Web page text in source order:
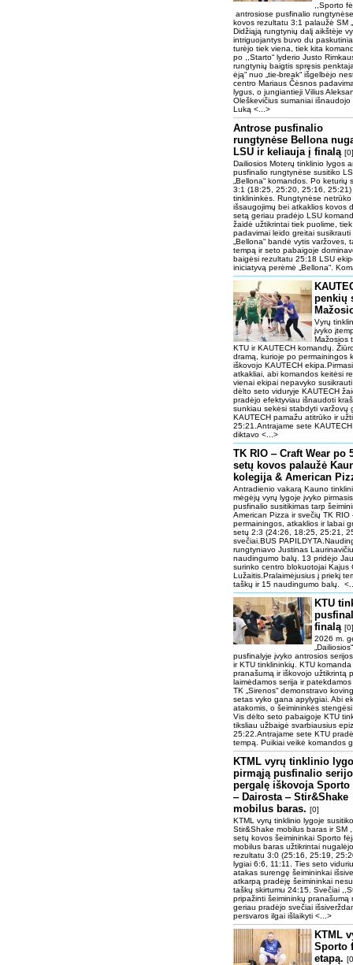
,,Sporto
antrosiose pusfinalio
kovos rezultatu 3:1 palaužė SM
Didžiąją rungtynių dalį aikštėje
intriguojantys buvo du
turėjo tiek viena, tiek kita
po ,,Starto“ lyderio Justo
rungtynių baigtis spręsis
ėją“ nuo „tie-break“ išgelbėjo
centro Mariaus Čėsnos
lygus, o jungiantieji Vilius
Oleškevičius sumaniai
Luką <...>
Antrose pusfinalio
rungtynėse Bellona
LSU ir keliauja į finalą [0]
Dailiosios Moterų tinklinio lygos
pusfinalio rungtynėse susitiko
„Bellona“ komandos. Po
3:1 (18:25, 25:20, 25:16, 25:21)
tinklininkės. Rungtynėse
išsaugojimų bei atkaklios kovos
setą geriau pradėjo LSU
žaidė užtikrintai tiek puolime,
padavimai leido greitai
„Bellona“ bandė vytis varžoves,
tempą ir seto pabaigoje
baigėsi rezultatu 25:18 LSU
iniciatyvą perėmė „Bellona“.
penkių
Vyrų
įvyko
Mažosios
KTU ir KAUTECH komandų.
dramą, kurioje po permainingos
iškovojo KAUTECH
atkakliai, abi komandos keitėsi
vienai ekipai nepavyko
dėlto seto viduryje KAUTECH
pradėjo efektyviau išnaudoti
sunkiau sekėsi stabdyti varžovų
KAUTECH pamažu atitrūko ir
25:21.Antrajame sete
diktavo <...>
TK RIO ‒ Craft Wear po
setų kovos palaužė
kolegija & American
Antradienio vakarą Kauno
mėgėjų vyrų lygoje įvyko pirmasis
pusfinalio susitikimas tarp
American Pizza ir svečių TK RIO
permainingos, atkaklios ir labai
setų 2:3 (24:26, 18:25, 25:21,
svečiai.BUS
rungtyniavo Justinas
naudingumo balų. 13 pridėjo
surinko centro blokuotojai Kajus
Lužaitis.Pralaimėjusius į priekį
taškų ir 15 naudingumo balų.
KTU
finalą [0]
2026 m.
pusfinalyje įvyko antrosios
ir KTU tinklininkių. KTU
pranašumą ir iškovojo užtikrintą
laimėdamos serija ir
TK „Sirenos“ demonstravo
setas vyko gana apylygiai. Abi
atakomis, o šeimininkės
Vis dėlto seto pabaigoje KTU
tiksliau užbaigė svarbiausius
25:22.Antrajame sete KTU
tempą. Puikiai veikė komandos
KTML vyrų tinklinio
pirmąją pusfinalio
pergalę iškovoja Sporto
‒ Dairosta ‒ Stir&Shake
mobilus baras. [0]
KTML vyrų tinklinio lygoje
Stir&Shake mobilus baras ir SM
setų kovos šeimininkai Sporto
mobilus baras užtikrintai
rezultatu 3:0 (25:16, 25:19,
lygiai 6:6, 11:11. Ties seto
atakas surengę šeimininkai
atkarpą pradėję šeimininkai
taškų skirtumu 24:15. Svečiai
pripažinti šeimininkų
geriau pradėjo svečiai
persvaros ilgai išlaikyti <...>
KTML
Sporto
etapą.